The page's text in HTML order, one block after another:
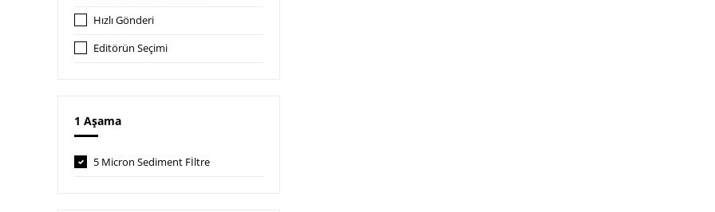
Hızlı Gönderi
Editörün Seçimi
1 Aşama
5 Micron Sediment Fİltre